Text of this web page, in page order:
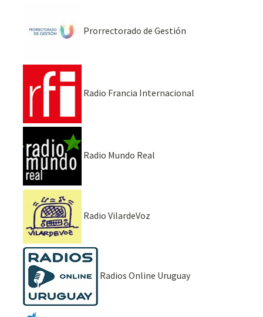
Prorrectorado de Gestión
Radio Francia Internacional
Radio Mundo Real
Radio VilardeVoz
Radios Online Uruguay